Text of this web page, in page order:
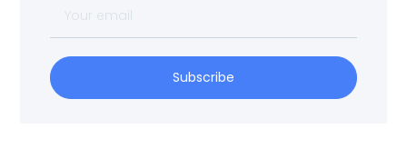
Subscribe